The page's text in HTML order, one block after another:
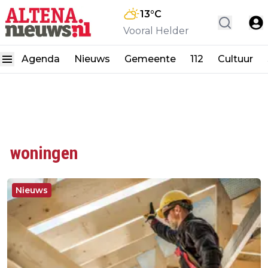
13°C
Vooral Helder
Agenda Nieuws Gemeente 112 Cultuur
woningen
Nieuws